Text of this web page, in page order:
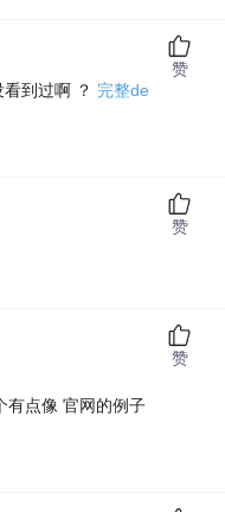
到过啊 ？ 完整de
赞
赞
有点像 官网的例子
赞